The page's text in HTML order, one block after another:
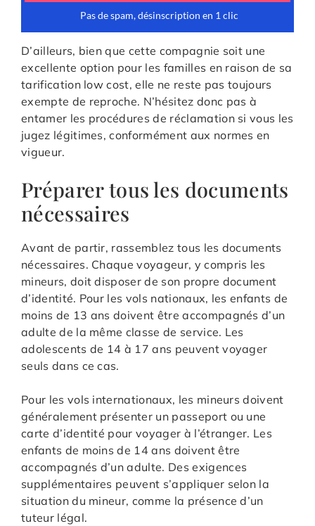
D’ailleurs, bien que cette compagnie soit une
excellente option pour les familles en raison de sa
tarification low cost, elle ne reste pas toujours
exempte de reproche. N’hésitez donc pas à
entamer les procédures de réclamation si vous les
jugez légitimes, conformément aux normes en
vigueur.
Préparer tous les documents
nécessaires
Avant de partir, rassemblez tous les documents
nécessaires. Chaque voyageur, y compris les
mineurs, doit disposer de son propre document
d’identité. Pour les vols nationaux, les enfants de
moins de 13 ans doivent être accompagnés d’un
adulte de la même classe de service. Les
adolescents de 14 à 17 ans peuvent voyager
seuls dans ce cas.
Pour les vols internationaux, les mineurs doivent
généralement présenter un passeport ou une
carte d’identité pour voyager à l’étranger. Les
enfants de moins de 14 ans doivent être
accompagnés d’un adulte. Des exigences
supplémentaires peuvent s’appliquer selon la
situation du mineur, comme la présence d’un
tuteur légal.